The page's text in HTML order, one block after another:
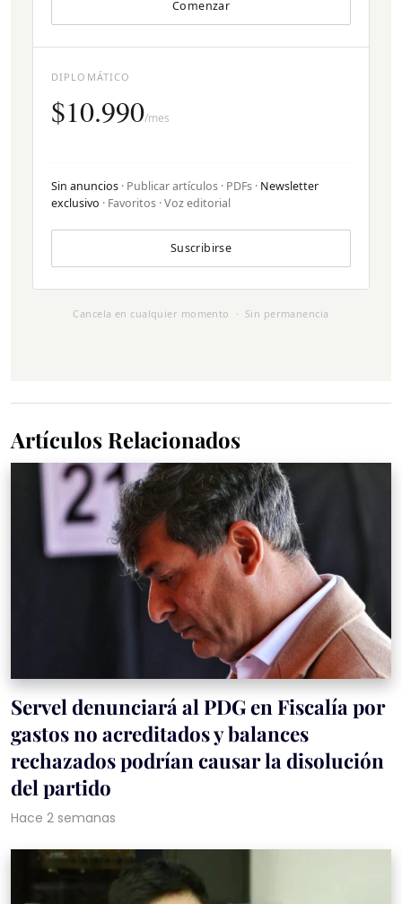
Comenzar
DIPLOMÁTICO
$10.990/mes
Sin anuncios · Publicar artículos · PDFs · Newsletter
exclusivo · Favoritos · Voz editorial
Suscribirse
Cancela en cualquier momento · Sin permanencia
Artículos Relacionados
Servel denunciará al PDG en Fiscalía por
gastos no acreditados y balances
rechazados podrían causar la disolución
del partido
Hace 2 semanas